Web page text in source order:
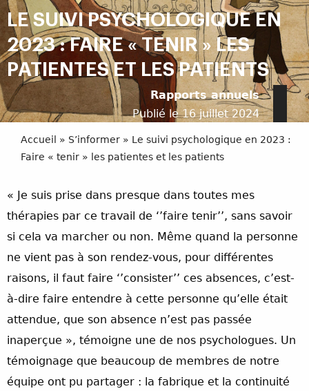
LE SUIVI PSYCHOLOGIQUE EN
2023 : FAIRE « TENIR » LES
PATIENTES ET LES PATIENTS
Rapports annuels
Publié le 16 juillet 2024
Accueil » S’informer » Le suivi psychologique en 2023 :
Faire « tenir » les patientes et les patients
« Je suis prise dans presque dans toutes mes
thérapies par ce travail de ‘’faire tenir’’, sans savoir
si cela va marcher ou non. Même quand la personne
ne vient pas à son rendez-vous, pour différentes
raisons, il faut faire ‘’consister’’ ces absences, c’est-
à-dire faire entendre à cette personne qu’elle était
attendue, que son absence n’est pas passée
inaperçue », témoigne une de nos psychologues. Un
témoignage que beaucoup de membres de notre
équipe ont pu partager : la fabrique et la continuité